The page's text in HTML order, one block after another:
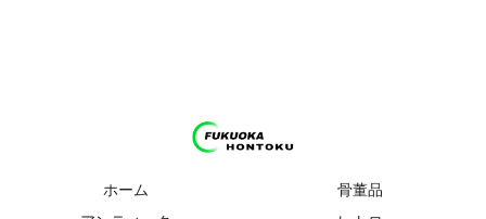
ホーム
骨董品